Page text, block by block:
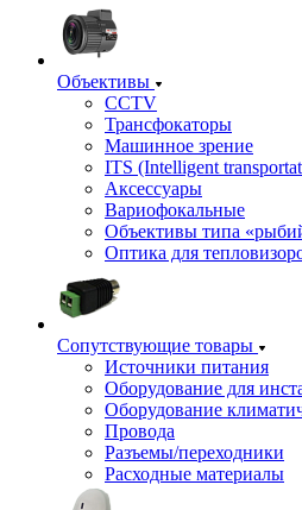
Объективы
CCTV
Трансфокаторы
Машинное зрение
ITS (Intelligent
Аксессуары
Вариофокальные
Объективы типа
Оптика для
Сопутствующие товары
Источники питания
Оборудование для
Оборудование
Провода
Разъемы/переходники
Расходные материалы